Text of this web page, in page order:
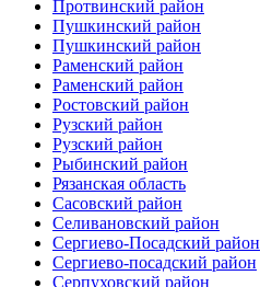
Протвинский район
Пушкинский район
Пушкинский район
Раменский район
Раменский район
Ростовский район
Рузский район
Рузский район
Рыбинский район
Рязанская область
Сасовский район
Селивановский район
Сергиево-Посадский район
Сергиево-посадский район
Серпуховский район